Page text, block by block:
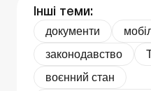
Інші теми:
документи
законодавство
воєнний стан